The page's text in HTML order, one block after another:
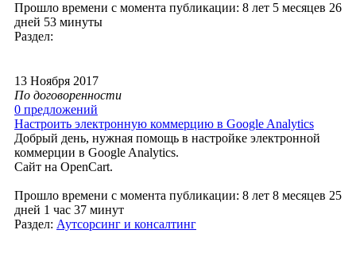
Прошло времени с момента публикации: 8 лет 5 месяцев 26
дней 53 минуты
Раздел:
13 Ноября 2017
По договоренности
0 предложений
Настроить электронную коммерцию в Google Analytics
Добрый день, нужная помощь в настройке электронной
коммерции в Google Analytics.
Сайт на OpenCart.
Прошло времени с момента публикации: 8 лет 8 месяцев 25
дней 1 час 37 минут
Раздел: Аутсорсинг и консалтинг